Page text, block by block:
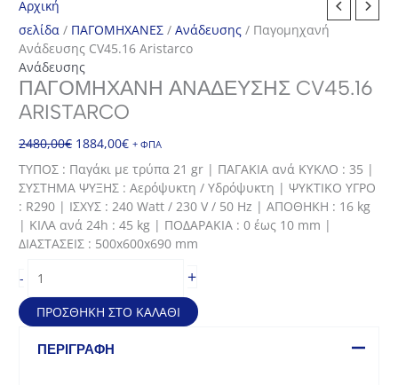
Αρχική
σελίδα / ΠΑΓΟΜΗΧΑΝΕΣ /Ανάδευσης / Παγομηχανή
Ανάδευσης CV45.16 Aristarco
Ανάδευσης
ΠΑΓΟΜΗΧΑΝΉ ΑΝΆΔΕΥΣΗΣ CV45.16
ARISTARCO
2480,00€ Original
price
was:
2480,00€.
1884,00€Η
τρέχουσα
τιμή
είναι:
1884,00€.
+ ΦΠΑ
ΤΥΠΟΣ : Παγάκι με τρύπα 21 gr | ΠΑΓΑΚΙΑ ανά ΚΥΚΛΟ : 35 |
ΣΥΣΤΗΜΑ ΨΥΞΗΣ : Αερόψυκτη / Υδρόψυκτη | ΨΥΚΤΙΚΟ ΥΓΡΟ
: R290 | ΙΣΧΥΣ : 240 Watt / 230 V / 50 Hz | ΑΠΟΘΗΚΗ : 16 kg
| ΚΙΛΑ ανά 24h : 45 kg | ΠΟΔΑΡΑΚΙΑ : 0 έως 10 mm |
ΔΙΑΣΤΑΣΕΙΣ : 500x600x690 mm
-
Ανάδευσης
CV45.16
Aristarco
ποσότητα
+
ΠΡΟΣΘΉΚΗ ΣΤΟ ΚΑΛΆΘΙ
ΠΕΡΙΓΡΑΦΉ